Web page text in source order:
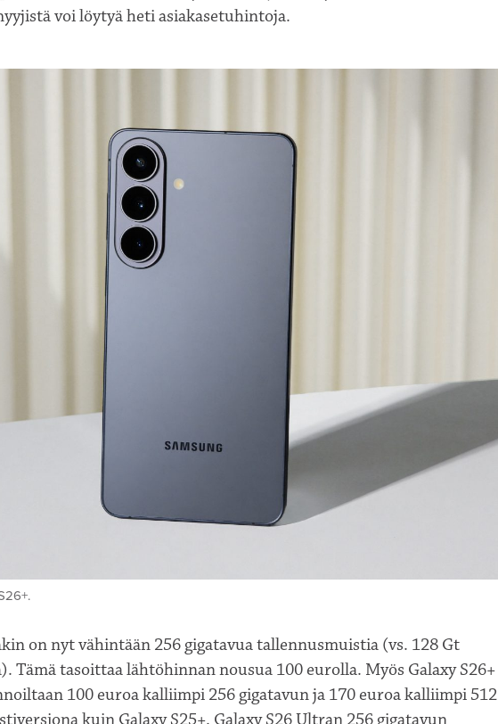
voi löytyä heti asiakasetuhintoja.
on nyt vähintään 256 gigatavua tallennusmuistia (vs. 128 Gt
Tämä tasoittaa lähtöhinnan nousua 100 eurolla. Myös Galaxy S26+
100 euroa kalliimpi 256 gigatavun ja 170 euroa kalliimpi 512
kuin Galaxy S25+. Galaxy S26 Ultran 256 gigatavun